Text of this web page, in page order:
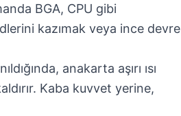
BGA, CPU gibi
kazımak veya ince devre
anakarta aşırı ısı
Kaba kuvvet yerine,